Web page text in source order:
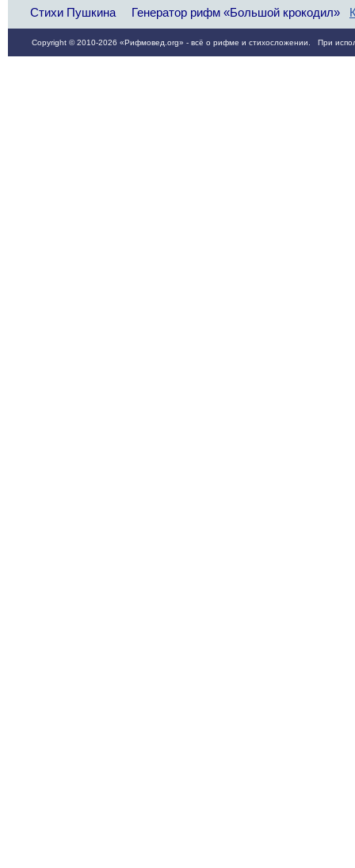
Стихи Пушкина Генератор рифм «Большой крокодил»
Copyright © 2010-2026 «Рифмовед.org» - всё о рифме и стихосложении. При